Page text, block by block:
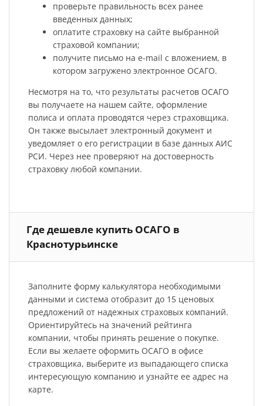
проверьте правильность всех ранее
введенных данных;
оплатите страховку на сайте выбранной
страховой компании;
получите письмо на e-mail с вложением, в
котором загружено электронное ОСАГО.
Несмотря на то, что результаты расчетов ОСАГО
вы получаете на нашем сайте, оформление
полиса и оплата проводятся через страховщика.
Он также высылает электронный документ и
уведомляет о его регистрации в базе данных АИС
РСИ. Через нее проверяют на достоверность
страховку любой компании.
Где дешевле купить ОСАГО в
Краснотурьинске
Заполните форму калькулятора необходимыми
данными и система отобразит до 15 ценовых
предложений от надежных страховых компаний.
Ориентируйтесь на значений рейтинга
компании, чтобы принять решение о покупке.
Если вы желаете оформить ОСАГО в офисе
страховщика, выберите из выпадающего списка
интересующую компанию и узнайте ее адрес на
карте.